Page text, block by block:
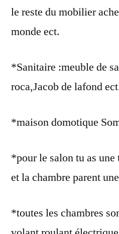
le reste du mobilier
monde ect.
*Sanitaire :meuble de
roca,Jacob de lafond
*maison domotique
*pour le salon tu as une
et la chambre parent
*toutes les chambres